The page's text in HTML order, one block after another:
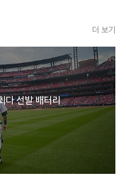
더 보기
다 선발 배터리